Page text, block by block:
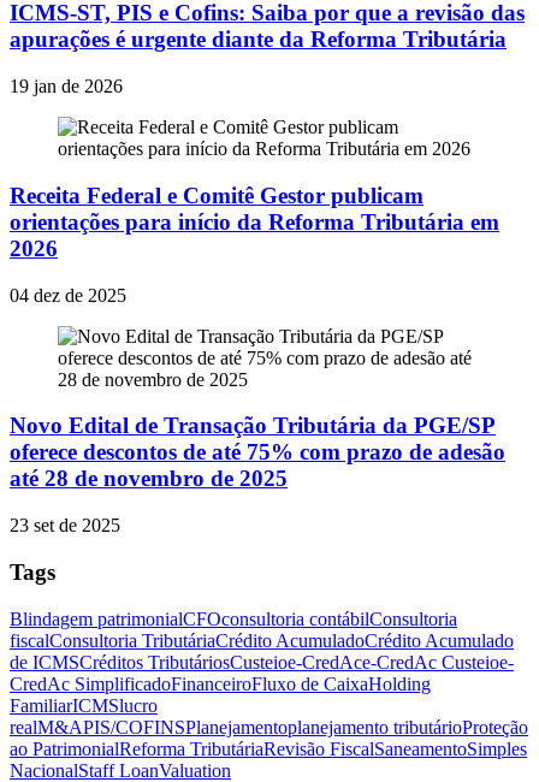
ICMS-ST, PIS e Cofins: Saiba por que a revisão das
apurações é urgente diante da Reforma Tributária
19 jan de 2026
Receita Federal e Comitê Gestor publicam
orientações para início da Reforma Tributária em
2026
04 dez de 2025
Novo Edital de Transação Tributária da PGE/SP
oferece descontos de até 75% com prazo de adesão
até 28 de novembro de 2025
23 set de 2025
Tags
Blindagem patrimonialCFOconsultoria contábilConsultoria
fiscalConsultoria TributáriaCrédito AcumuladoCrédito Acumulado
de ICMSCréditos TributáriosCusteioe-CredAce-CredAc Custeioe-
CredAc SimplificadoFinanceiroFluxo de CaixaHolding
FamiliarICMSlucro
realM&APIS/COFINSPlanejamentoplanejamento tributárioProteção
ao PatrimonialReforma TributáriaRevisão FiscalSaneamentoSimples
NacionalStaff LoanValuation